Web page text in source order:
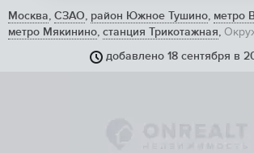
Москва, СЗАО, район Южное Тушино, метро
метро Мякинино, станция Трикотажная,
добавлено 18 сентября в